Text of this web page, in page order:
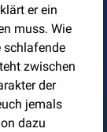
er ein
muss. Wie
schlafende
zwischen
der
jemals
dazu